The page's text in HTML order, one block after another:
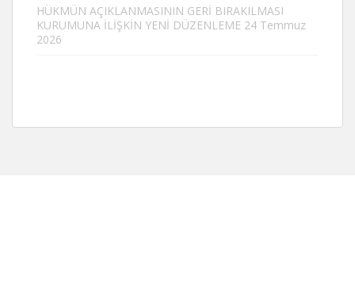
HÜKMÜN AÇIKLANMASININ GERİ BIRAKILMASI
KURUMUNA İLİŞKİN YENİ DÜZENLEME 24 Temmuz
2026